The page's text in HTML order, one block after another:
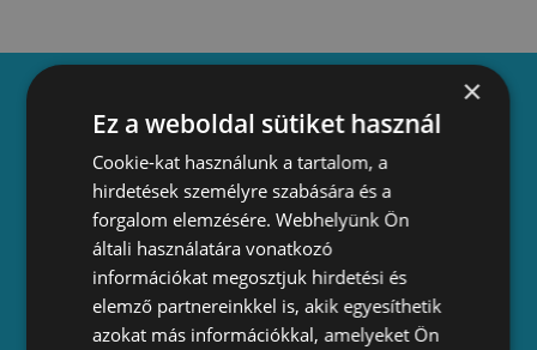
Alapszabály
ÁSZF
Bejegyzés
Beszámolók
×
Ez a weboldal sütiket használ
Cookie-kat használunk a tartalom, a
hirdetések személyre szabására és a
forgalom elemzésére. Webhelyünk Ön
általi használatára vonatkozó
információkat megosztjuk hirdetési és
elemző partnereinkkel is, akik egyesíthetik
azokat más információkkal, amelyeket Ön